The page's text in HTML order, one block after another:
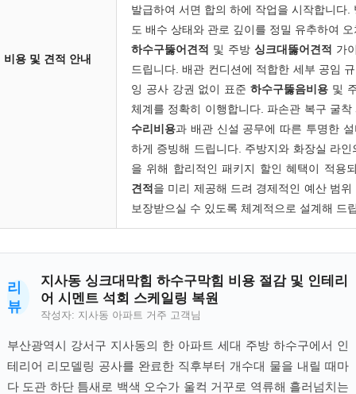
비용 및 견적 안내
발급하여 서면 합의 하에 작업을 시작합니다.
도 배수 상태와 관로 깊이를 정밀 유추하여
하수구뚫어견적 및 주방 싱크대뚫어견적 가
드립니다. 배관 컨디션에 적합한 세부 공임
잉 공사 강권 없이 표준하수구뚫음비용 및
체계를 정확히 이행합니다. 파손관 복구 굴
수리비용과 배관 신설 공무에 따른 투명한
하게 증빙해 드립니다. 주방지와 화장실 라
을 위해 합리적인 패키지 할인 혜택이 적용
견적 을 미리 제공해 드려 경제적인 예산 범
보장받으실 수 있도록 체계적으로 설계해 드
리
뷰
지사동 싱크대막힘 하수구막힘 비용 절감 및 인테리
어 시멘트 석회 스케일링 복원
작성자: 지사동 아파트 거주 고객님
부산광역시 강서구 지사동의 한 아파트 세대 주방 하수구에서 인
테리어 리모델링 공사를 완료한 직후부터 개수대 물을 내릴 때마
다 도관 하단 틈새로 백색 오수가 울컥 거꾸로 역류해 흘러넘치는